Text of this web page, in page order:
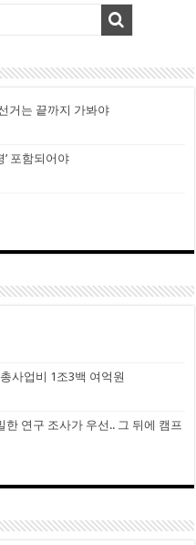
거는 끝까지 가봐야
포함되어야
사업비 1조3백 여억원
연구 조사가 우선.. 그 뒤에 캠프